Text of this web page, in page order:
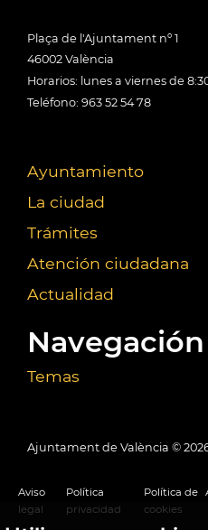
Plaça de l'Ajuntament nº 1
46002 València
Horarios: lunes a viernes de
Teléfono: 963 52 54 78
Ayuntamiento
La ciudad
Trámites
Atención ciudadana
Actualidad
Temas
Ajuntament de València ©
Aviso
legal
Política
privacidad
Política de
cookies